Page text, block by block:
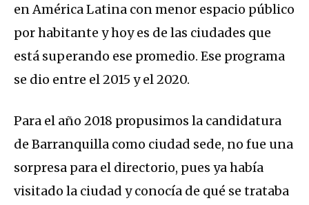
en América Latina con menor espacio público
por habitante y hoy es de las ciudades que
está superando ese promedio. Ese programa
se dio entre el 2015 y el 2020.
Para el año 2018 propusimos la candidatura
de Barranquilla como ciudad sede, no fue una
sorpresa para el directorio, pues ya había
visitado la ciudad y conocía de qué se trataba